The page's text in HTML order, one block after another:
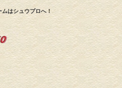
はシュウプロへ！